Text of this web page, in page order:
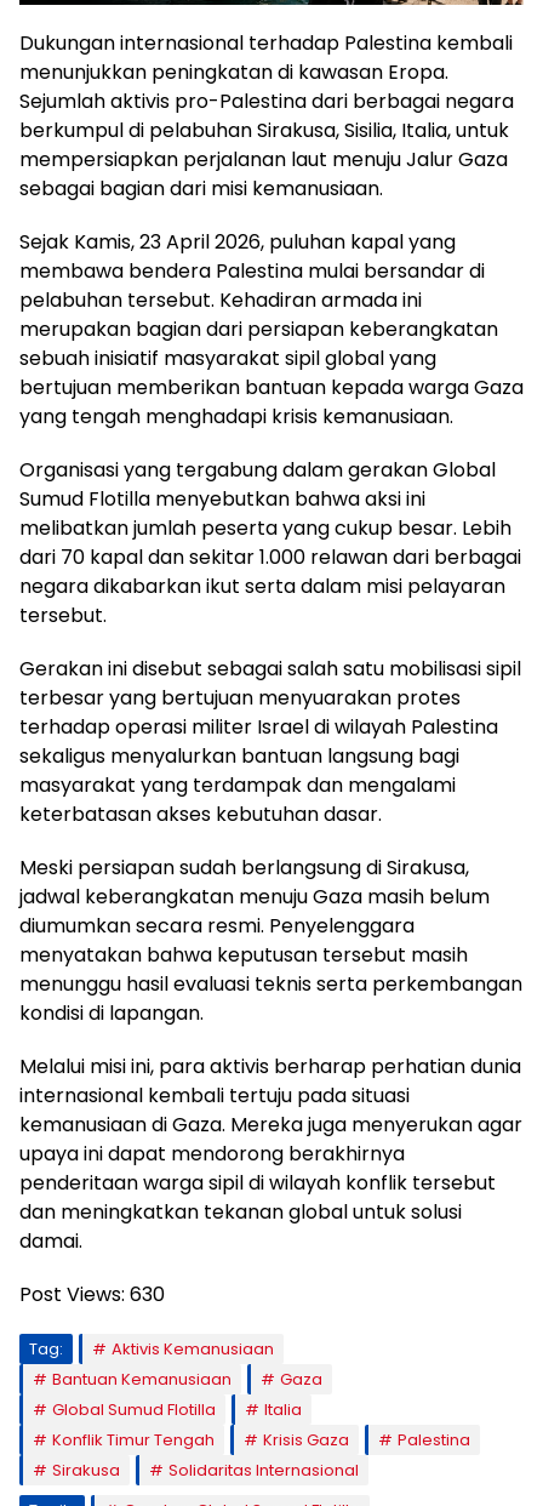
Dukungan internasional terhadap Palestina kembali
menunjukkan peningkatan di kawasan Eropa.
Sejumlah aktivis pro-Palestina dari berbagai negara
berkumpul di pelabuhan Sirakusa, Sisilia, Italia, untuk
mempersiapkan perjalanan laut menuju Jalur Gaza
sebagai bagian dari misi kemanusiaan.
Sejak Kamis, 23 April 2026, puluhan kapal yang
membawa bendera Palestina mulai bersandar di
pelabuhan tersebut. Kehadiran armada ini
merupakan bagian dari persiapan keberangkatan
sebuah inisiatif masyarakat sipil global yang
bertujuan memberikan bantuan kepada warga Gaza
yang tengah menghadapi krisis kemanusiaan.
Organisasi yang tergabung dalam gerakan Global
Sumud Flotilla menyebutkan bahwa aksi ini
melibatkan jumlah peserta yang cukup besar. Lebih
dari 70 kapal dan sekitar 1.000 relawan dari berbagai
negara dikabarkan ikut serta dalam misi pelayaran
tersebut.
Gerakan ini disebut sebagai salah satu mobilisasi sipil
terbesar yang bertujuan menyuarakan protes
terhadap operasi militer Israel di wilayah Palestina
sekaligus menyalurkan bantuan langsung bagi
masyarakat yang terdampak dan mengalami
keterbatasan akses kebutuhan dasar.
Meski persiapan sudah berlangsung di Sirakusa,
jadwal keberangkatan menuju Gaza masih belum
diumumkan secara resmi. Penyelenggara
menyatakan bahwa keputusan tersebut masih
menunggu hasil evaluasi teknis serta perkembangan
kondisi di lapangan.
Melalui misi ini, para aktivis berharap perhatian dunia
internasional kembali tertuju pada situasi
kemanusiaan di Gaza. Mereka juga menyerukan agar
upaya ini dapat mendorong berakhirnya
penderitaan warga sipil di wilayah konflik tersebut
dan meningkatkan tekanan global untuk solusi
damai.
Post Views: 630
Tag:
Aktivis Kemanusiaan
Bantuan Kemanusiaan
Gaza
Global Sumud Flotilla
Italia
Konflik Timur Tengah
Krisis Gaza
Palestina
Sirakusa
Solidaritas Internasional